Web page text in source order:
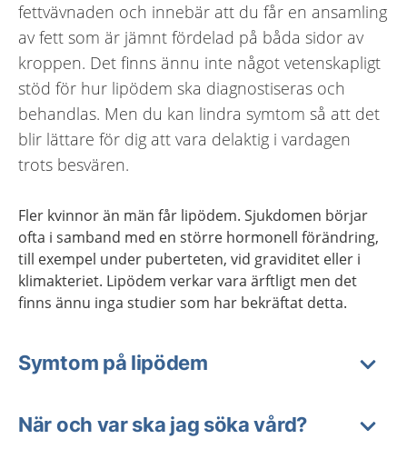
fettvävnaden och innebär att du får en ansamling
av fett som är jämnt fördelad på båda sidor av
kroppen. Det finns ännu inte något vetenskapligt
stöd för hur lipödem ska diagnostiseras och
behandlas. Men du kan lindra symtom så att det
blir lättare för dig att vara delaktig i vardagen
trots besvären.
Fler kvinnor än män får lipödem. Sjukdomen börjar
ofta i samband med en större hormonell förändring,
till exempel under puberteten, vid graviditet eller i
klimakteriet. Lipödem verkar vara ärftligt men det
finns ännu inga studier som har bekräftat detta.
Symtom på lipödem
När och var ska jag söka vård?